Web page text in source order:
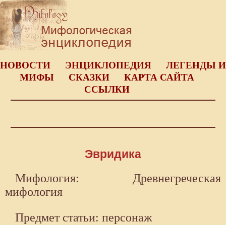
НОВОСТИ ЭНЦИКЛОПЕДИЯ
ЛЕГЕНДЫ И
МИФЫ
СКАЗКИ
КАРТА САЙТА
ССЫЛКИ
Эвридика
Мифология: Древнегреческая
мифология
Предмет статьи: персонаж